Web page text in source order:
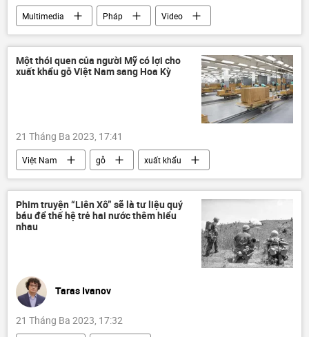
Multimedia Pháp
Video
Emmanuel Macron
Thế giới
cuộc biểu tình
Một thói quen của người Mỹ có lợi cho
xuất khẩu gỗ Việt Nam sang Hoa Kỳ
21 Tháng Ba 2023, 17:41
Việt Nam gỗ
xuất khẩu
Kinh tế
Hoa Kỳ
Phim truyện “Liên Xô” sẽ là tư liệu quý
báu để thế hệ trẻ hai nước thêm hiểu
nhau
Taras Ivanov
21 Tháng Ba 2023, 17:32